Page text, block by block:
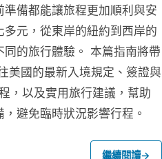
備都能讓旅程更加順利與安
元，從東岸的紐約到西岸的
的旅行體驗。 本篇指南將帶
美國的最新入境規定、簽證與
，以及實用旅行建議，幫助
避免臨時狀況影響行程。
繼續閱讀→